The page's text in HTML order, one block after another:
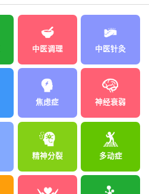
中医调理 中医针灸
焦虑症 神经衰弱
精神分裂 多动症